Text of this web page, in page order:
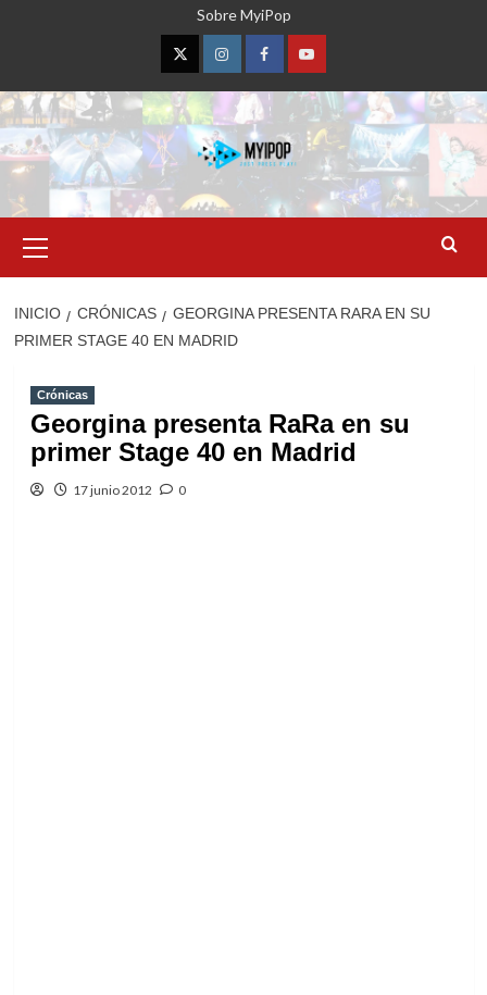
Sobre MyiPop
TwitterInstagramFacebookYouTube
primario
INICIO CRÓNICAS
GEORGINA PRESENTA RARA EN SU
PRIMER STAGE 40 EN MADRID
Crónicas
Georgina presenta RaRa en su
primer Stage 40 en Madrid
17 junio 2012 0